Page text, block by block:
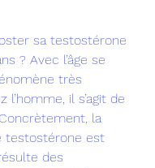
sa testostérone
? Avec l’âge se
très
l’homme, il s’agit de
Concrètement, la
testostérone est
des